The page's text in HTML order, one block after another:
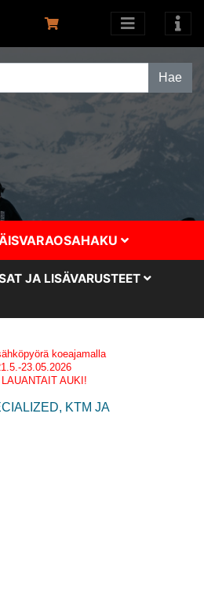
JA LISÄVARUSTEET
koeajamalla
23.05.2026
AUKI!
KTM JA